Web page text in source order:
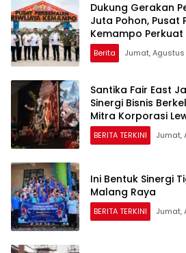
Dukung Gerakan
Juta Pohon, Pusat
Kemampo
Nasional*
Berita Jumat, Agustus
Santika Fair East
Sinergi Bisnis
Mitra Korporasi
BERITA TERKINI Jumat,
Ini Bentuk Sinergi
Malang Raya
BERITA TERKINI Jumat,